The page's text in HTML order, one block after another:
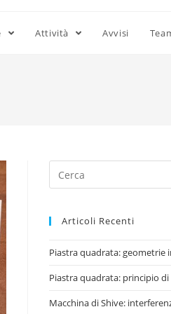
Attività Avvisi
Articoli Recenti
Piastra quadrata: geometrie
Piastra quadrata: principio
Macchina di Shive: